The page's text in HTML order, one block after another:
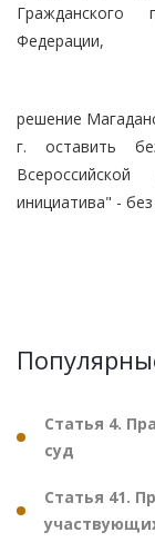
Гражданского
Федерации,
решение
г. оставить
инициатива" -
Статья 4.
суд
Статья 41.